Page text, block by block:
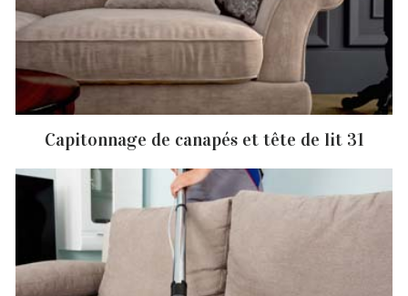
Capitonnage de canapés et tête de lit 31